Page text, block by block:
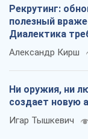
Рекрутинг:
полезный
Диалектика
Александр Кирш
Ни оружия, ни
создает новую
Игар Тышкевич